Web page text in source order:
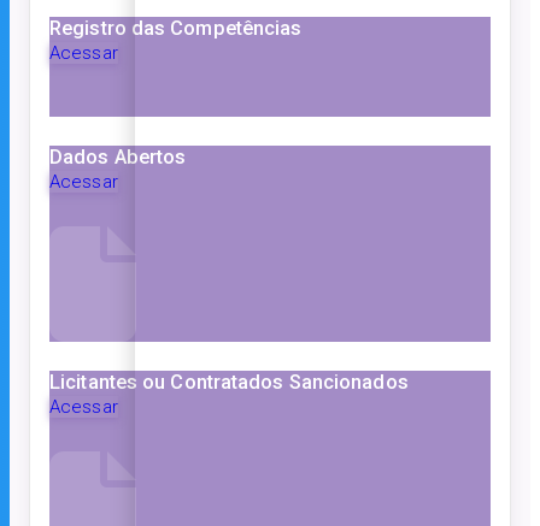
Registro das Competências
Acessar
Dados Abertos
Acessar
Licitantes ou Contratados Sancionados
Acessar